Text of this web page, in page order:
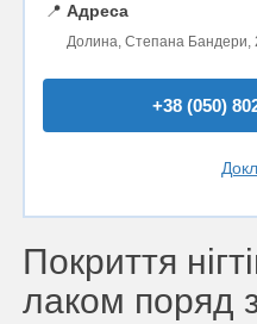
📍 Адреса
Долина, Степана Бандери,
+38 (050)
Покриття
лаком поряд